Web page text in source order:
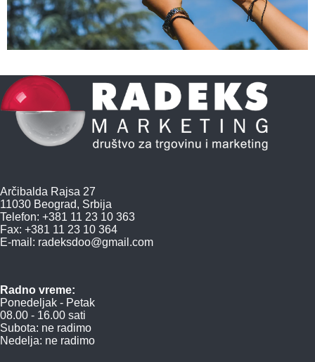
Arčibalda Rajsa 27
11030 Beograd, Srbija
Telefon: +381 11 23 10 363
Fax: +381 11 23 10 364
E-mail: radeksdoo@gmail.com
Radno vreme:
Ponedeljak - Petak
08.00 - 16.00 sati
Subota: ne radimo
Nedelja: ne radimo